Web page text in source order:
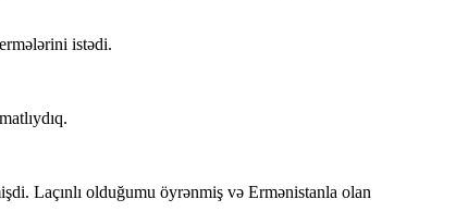
istədi.
Laçınlı olduğumu öyrənmiş və Ermənistanla olan